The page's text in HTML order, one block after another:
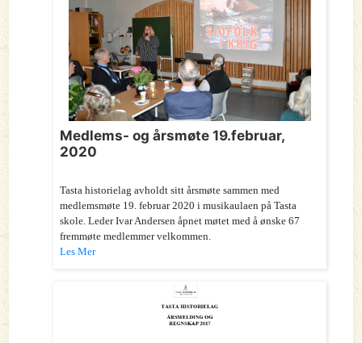
Medlems- og årsmøte 19.februar,
2020
Tasta historielag avholdt sitt årsmøte sammen med
medlemsmøte 19. februar 2020 i musikaulaen på Tasta
skole. Leder Ivar Andersen åpnet møtet med å ønske 67
fremmøte medlemmer velkommen.
Les Mer